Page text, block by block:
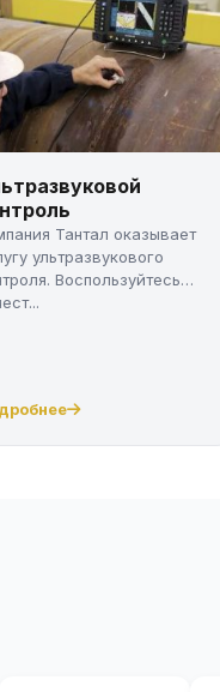
Тантал оказывает
ультразвукового
Воспользуйтесь